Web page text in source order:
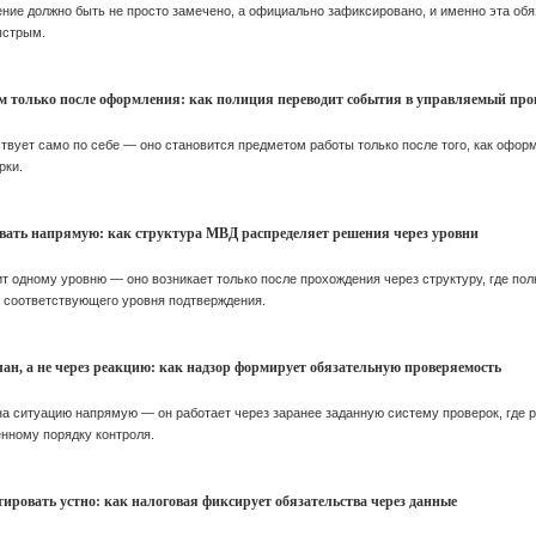
должно быть не просто замечено, а официально зафиксировано, и именно эта
только после оформления: как полиция переводит события в управляемый
само по себе — оно становится предметом работы только после того, как
напрямую: как структура МВД распределяет решения через уровни
уровню — оно возникает только после прохождения через структуру, где
уровня подтверждения.
а не через реакцию: как надзор формирует обязательную проверяемость
ситуацию напрямую — он работает через заранее заданную систему проверок, где
порядку контроля.
устно: как налоговая фиксирует обязательства через данные